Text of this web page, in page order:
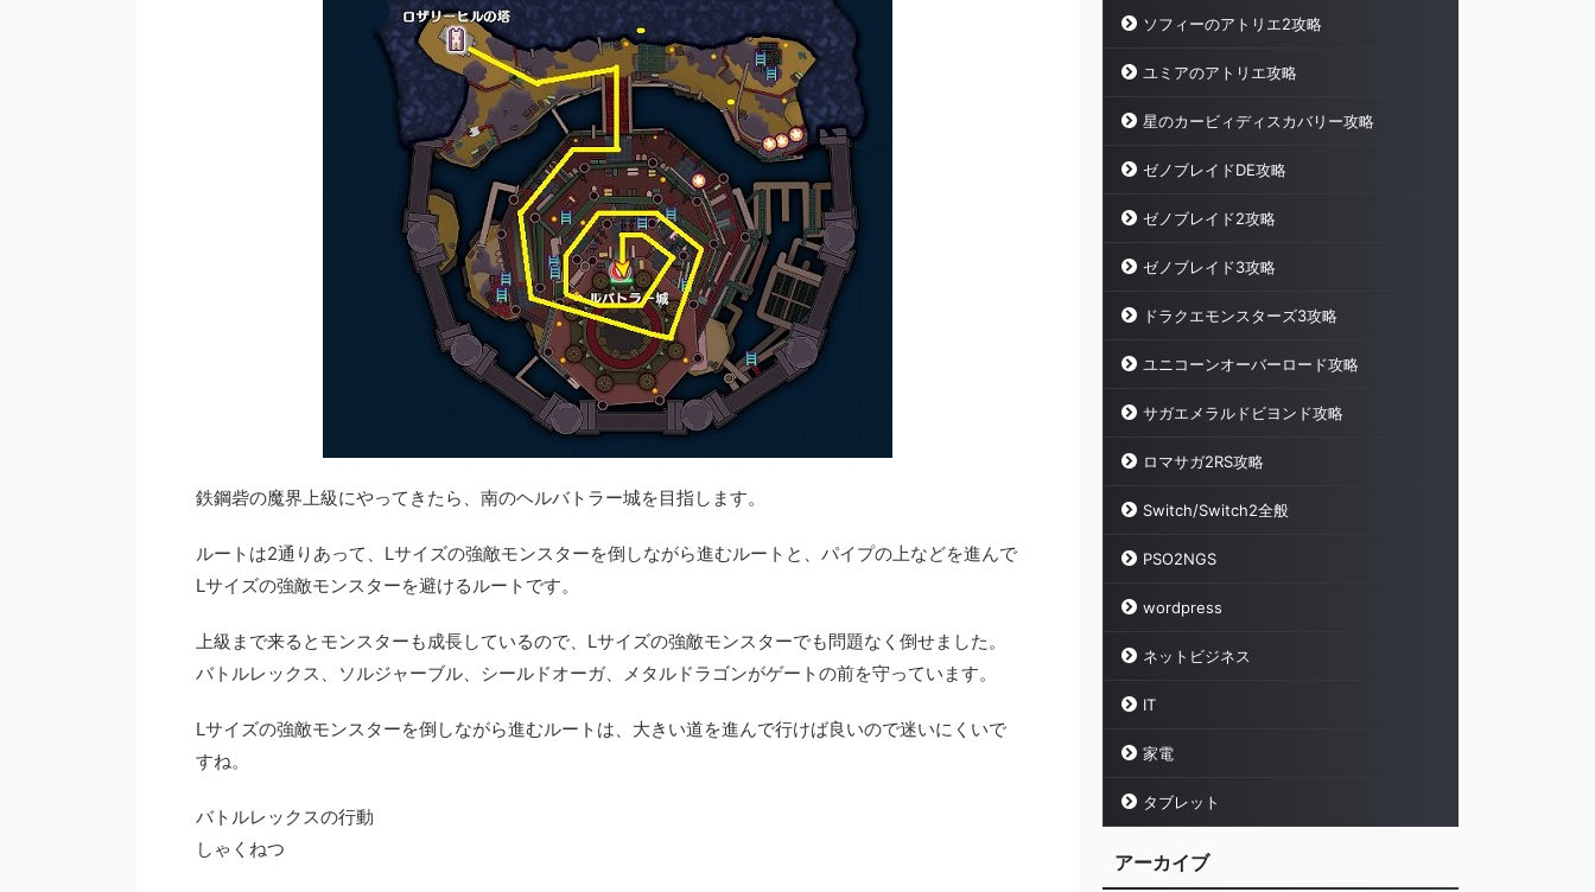
鉄鋼砦の魔界上級にやってきたら、南のヘルバトラー城を目指します。
ルートは2通りあって、Lサイズの強敵モンスターを倒しながら進むルートと、パイプの上などを進んで
Lサイズの強敵モンスターを避けるルートです。
上級まで来るとモンスターも成長しているので、Lサイズの強敵モンスターでも問題なく倒せました。
バトルレックス、ソルジャーブル、シールドオーガ、メタルドラゴンがゲートの前を守っています。
Lサイズの強敵モンスターを倒しながら進むルートは、大きい道を進んで行けば良いので迷いにくいで
すね。
バトルレックスの行動
しゃくねつ
ソフィーのアトリエ2攻略
ユミアのアトリエ攻略
星のカービィディスカバリー攻略
ゼノブレイドDE攻略
ゼノブレイド2攻略
ゼノブレイド3攻略
ドラクエモンスターズ3攻略
ユニコーンオーバーロード攻略
サガエメラルドビヨンド攻略
ロマサガ2RS攻略
Switch/Switch2全般
PSO2NGS
wordpress
ネットビジネス
IT
家電
タブレット
アーカイブ